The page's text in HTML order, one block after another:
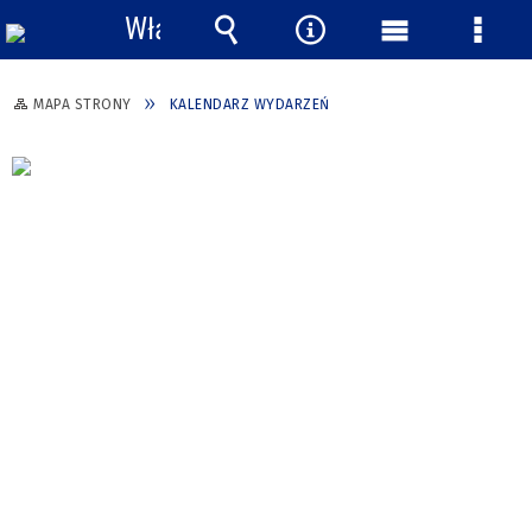
MAPA STRONY KALENDARZ WYDARZEŃ
Włącz
powiadomienia
Wyszukiwarka
Narzędzia
Menu Menu